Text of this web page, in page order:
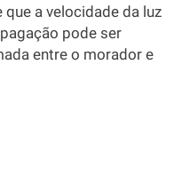
a velocidade da luz
pode ser
entre o morador e